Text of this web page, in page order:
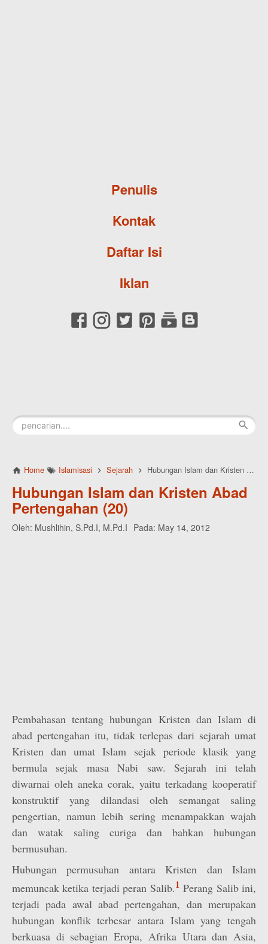
Penulis
Kontak
Daftar Isi
Iklan
Home Islamisasi Sejarah Hubungan Islam dan Kristen Abad Pertengahan (20)
Hubungan Islam dan Kristen Abad
Pertengahan (20)
Oleh: Mushlihin, S.Pd.I, M.Pd.I Pada: May 14, 2012
Pembahasan tentang hubungan Kristen dan Islam di
abad pertengahan itu, tidak terlepas dari sejarah umat
Kristen dan umat Islam sejak periode klasik yang
bermula sejak masa Nabi saw. Sejarah ini telah
diwarnai oleh aneka corak, yaitu terkadang kooperatif
konstruktif yang dilandasi oleh semangat saling
pengertian, namun lebih sering menampakkan wajah
dan watak saling curiga dan bahkan hubungan
bermusuhan.
Hubungan permusuhan antara Kristen dan Islam
memuncak ketika terjadi peran Salib.1 Perang Salib ini,
terjadi pada awal abad pertengahan, dan merupakan
hubungan konflik terbesar antara Islam yang tengah
berkuasa di sebagian Eropa, Afrika Utara dan Asia,